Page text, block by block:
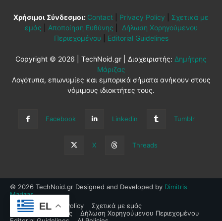
Χρήσιμοι Σύνδεσμοι: Contact Privacy Policy
Σχετικά με
εμάς
Αποποίηση Ευθύνης
Δήλωση Χορηγούμενου
Περιεχομένου
Editorial Guidelines
Copyright © 2026 | TechNoid.gr | Διαχειριστής: Δημήτρης
Μάριζας
Λογότυπα, επωνυμίες και εμπορικά σήματα ανήκουν στους
νόμιμους ιδιοκτήτες τους.
Facebook Linkedin Tumblr
X Threads
© 2026 TechNoid.gr Designed and Developed by Dimitris
Marizas.
Contact
Privacy Policy
Σχετικά με εμάς
Αποποίηση Ευθύνης
Δήλωση Χορηγούμενου Περιεχομένου
EL